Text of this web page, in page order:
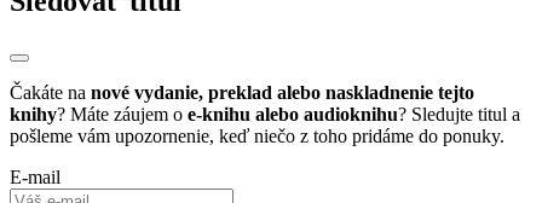
Čakáte na nové vydanie, preklad alebo naskladnenie tejto
knihy? Máte záujem o e-knihu alebo audioknihu? Sledujte titul a
pošleme vám upozornenie, keď niečo z toho pridáme do ponuky.
E-mail